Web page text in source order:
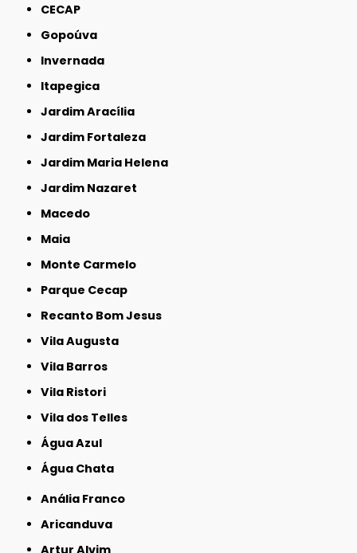
CECAP
Gopoúva
Invernada
Itapegica
Jardim Aracília
Jardim Fortaleza
Jardim Maria Helena
Jardim Nazaret
Macedo
Maia
Monte Carmelo
Parque Cecap
Recanto Bom Jesus
Vila Augusta
Vila Barros
Vila Ristori
Vila dos Telles
Água Azul
Água Chata
Anália Franco
Aricanduva
Artur Alvim